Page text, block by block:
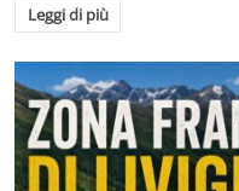
Leggi di più